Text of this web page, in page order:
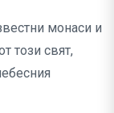
монаси и
този свят,